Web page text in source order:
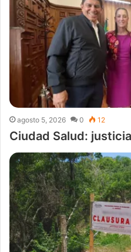
agosto 5, 2026 0 12
Ciudad Salud: